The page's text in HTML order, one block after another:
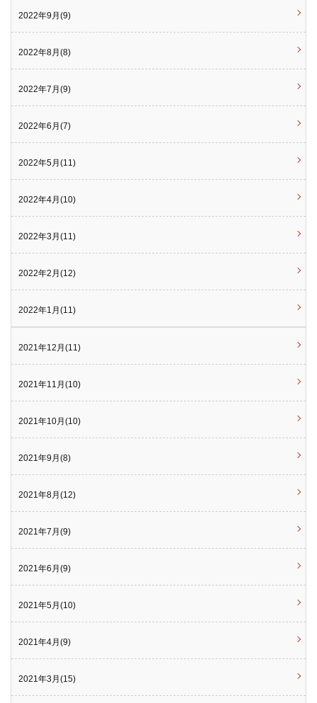
2022年9月(9)
2022年8月(8)
2022年7月(9)
2022年6月(7)
2022年5月(11)
2022年4月(10)
2022年3月(11)
2022年2月(12)
2022年1月(11)
2021年12月(11)
2021年11月(10)
2021年10月(10)
2021年9月(8)
2021年8月(12)
2021年7月(9)
2021年6月(9)
2021年5月(10)
2021年4月(9)
2021年3月(15)